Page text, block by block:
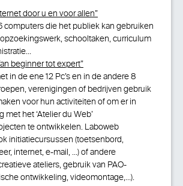
door u en voor allen”
computers die het publiek kan gebruiken
schooltaken, curriculum
beginner tot expert”
in de ene 12 Pc’s en in de andere 8
verenigingen of bedrijven gebruik
voor hun activiteiten of om er in
met het ‘Atelier du Web’
te ontwikkelen. Laboweb
initiatiecursussen (toetsenbord,
internet, e-mail, …) of andere
ateliers, gebruik van PAO-
ontwikkeling, videomontage,…).